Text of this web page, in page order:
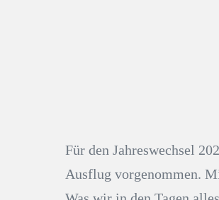
Für den Jahreswechsel
Ausflug vorgenommen.